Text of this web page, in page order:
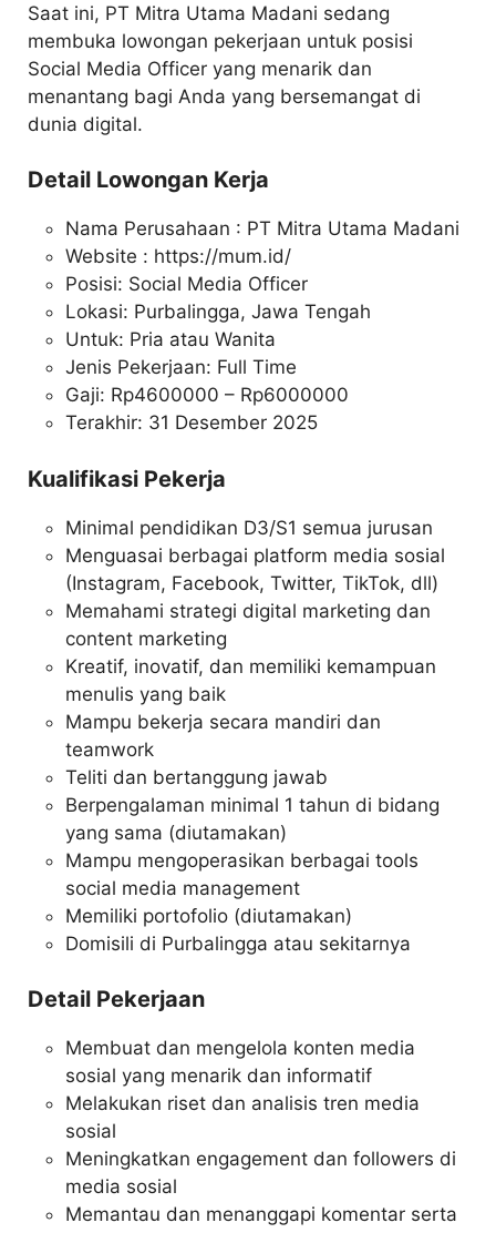
Saat ini, PT Mitra Utama Madani sedang
membuka lowongan pekerjaan untuk posisi
Social Media Officer yang menarik dan
menantang bagi Anda yang bersemangat di
dunia digital.
Detail Lowongan Kerja
Nama Perusahaan : PT Mitra Utama Madani
Website : https://mum.id/
Posisi: Social Media Officer
Lokasi: Purbalingga, Jawa Tengah
Untuk: Pria atau Wanita
Jenis Pekerjaan: Full Time
Gaji: Rp4600000 – Rp6000000
Terakhir: 31 Desember 2025
Kualifikasi Pekerja
Minimal pendidikan D3/S1 semua jurusan
Menguasai berbagai platform media sosial
(Instagram, Facebook, Twitter, TikTok, dll)
Memahami strategi digital marketing dan
content marketing
Kreatif, inovatif, dan memiliki kemampuan
menulis yang baik
Mampu bekerja secara mandiri dan
teamwork
Teliti dan bertanggung jawab
Berpengalaman minimal 1 tahun di bidang
yang sama (diutamakan)
Mampu mengoperasikan berbagai tools
social media management
Memiliki portofolio (diutamakan)
Domisili di Purbalingga atau sekitarnya
Detail Pekerjaan
Membuat dan mengelola konten media
sosial yang menarik dan informatif
Melakukan riset dan analisis tren media
sosial
Meningkatkan engagement dan followers di
media sosial
Memantau dan menanggapi komentar serta